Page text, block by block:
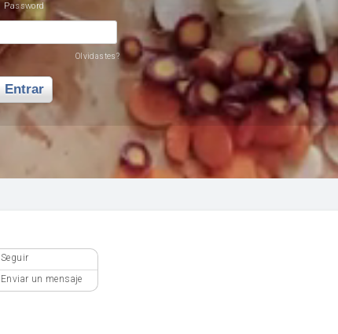
Password
Olvidastes?
Entrar
Seguir
Enviar un mensaje